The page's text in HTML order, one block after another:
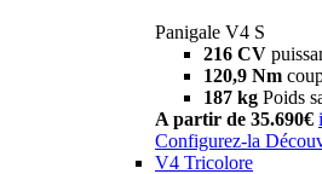
Panigale V4 S
216 CV
120,9 Nm
187 kg Poids
A partir de 35.690€ i
Configurez-la
V4 Tricolore